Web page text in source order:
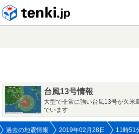
台風13号情報
大型で非常に強い台風13号が久米
でいます
過去の地震情報 2019年02月28日 11時51